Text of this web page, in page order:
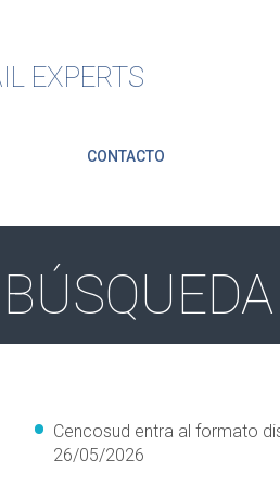
EXPERTS
CONTACTO
Cencosud entra al formato
26/05/2026